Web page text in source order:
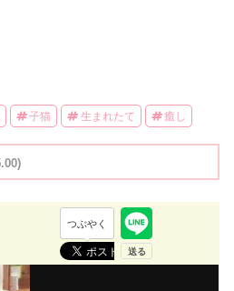
子猫 生まれたて 癒し
つぶやく